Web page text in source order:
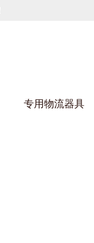
专用物流器具